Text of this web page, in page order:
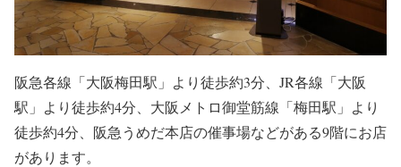
阪急各線「大阪梅田駅」より徒歩約3分、JR各線「大阪
駅」より徒歩約4分、大阪メトロ御堂筋線「梅田駅」より
徒歩約4分、阪急うめだ本店の催事場などがある9階にお店
があります。